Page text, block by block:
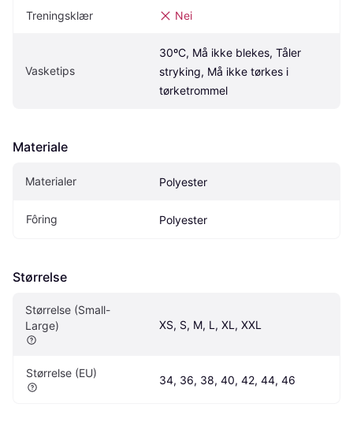
Treningsklær Nei
Vasketips
30ºC, Må ikke blekes, Tåler
stryking, Må ikke tørkes i
tørketrommel
Materiale
Materialer Polyester
Fôring Polyester
Størrelse
Størrelse (Small-
Large)
XS, S, M, L, XL, XXL
Størrelse (EU)
34, 36, 38, 40, 42, 44, 46